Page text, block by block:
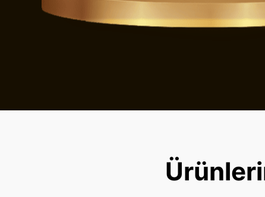
Geleceğin